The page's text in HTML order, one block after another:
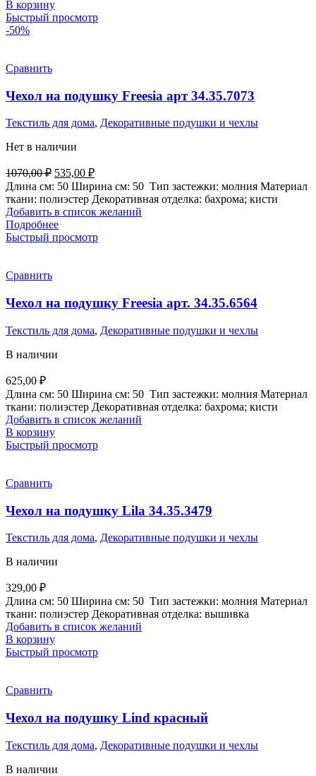
В корзину
Быстрый просмотр
-50%
Сравнить
Чехол на подушку Freesia арт 34.35.7073
Текстиль для дома, Декоративные подушки и чехлы
Нет в наличии
1070,00₽ Первоначальная
цена
составляла
1070,00 ₽.
535,00 ₽Текущая
цена:
535,00 ₽.
Длина см: 50 Ширина см: 50 Тип застежки: молния Материал
ткани: полиэстер Декоративная отделка: бахрома; кисти
Добавить в список желаний
Подробнее
Быстрый просмотр
Сравнить
Чехол на подушку Freesia арт. 34.35.6564
Текстиль для дома, Декоративные подушки и чехлы
В наличии
625,00 ₽
Длина см: 50 Ширина см: 50 Тип застежки: молния Материал
ткани: полиэстер Декоративная отделка: бахрома; кисти
Добавить в список желаний
В корзину
Быстрый просмотр
Сравнить
Чехол на подушку Lila 34.35.3479
Текстиль для дома, Декоративные подушки и чехлы
В наличии
329,00 ₽
Длина см: 50 Ширина см: 50 Тип застежки: молния Материал
ткани: полиэстер Декоративная отделка: вышивка
Добавить в список желаний
В корзину
Быстрый просмотр
Сравнить
Чехол на подушку Lind красный
Текстиль для дома, Декоративные подушки и чехлы
В наличии